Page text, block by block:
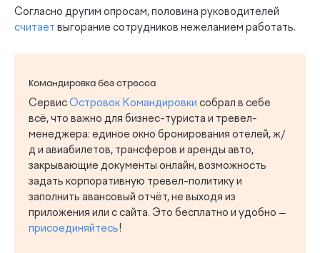
Согласно другим опросам, половина руководителей
считает выгорание сотрудников нежеланием работать.
Командировка без стресса
Сервис Островок Командировки собрал в себе
всё, что важно для бизнес-туриста и тревел-
менеджера: единое окно бронирования отелей, ж/
д и авиабилетов, трансферов и аренды авто,
закрывающие документы онлайн, возможность
задать корпоративную тревел-политику и
заполнить авансовый отчёт, не выходя из
приложения или с сайта. Это бесплатно и удобно —
присоединяйтесь!